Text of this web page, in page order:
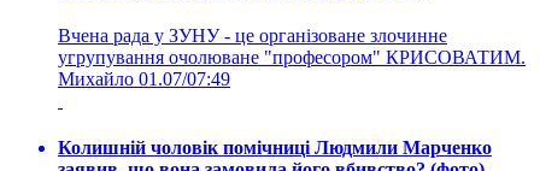
Вчена рада у ЗУНУ - це організоване злочинне
угрупування очолюване "професором" КРИСОВАТИМ.
Михайло 01.07/07:49
Колишній чоловік помічниці Людмили Марченко